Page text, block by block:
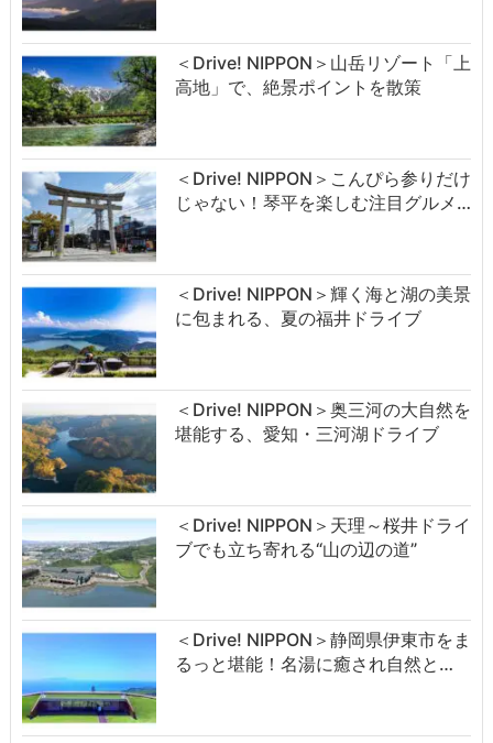
＜Drive! NIPPON＞山岳リゾート「上
高地」で、絶景ポイントを散策
＜Drive! NIPPON＞こんぴら参りだけ
じゃない！琴平を楽しむ注目グルメ…
＜Drive! NIPPON＞輝く海と湖の美景
に包まれる、夏の福井ドライブ
＜Drive! NIPPON＞奥三河の大自然を
堪能する、愛知・三河湖ドライブ
＜Drive! NIPPON＞天理～桜井ドライ
ブでも立ち寄れる“山の辺の道”
＜Drive! NIPPON＞静岡県伊東市をま
るっと堪能！名湯に癒され自然と…